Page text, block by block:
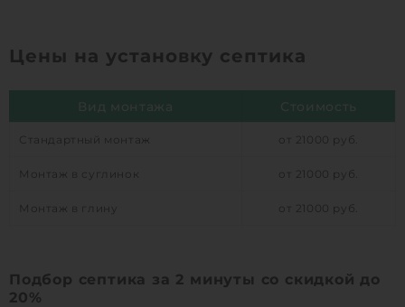
Цены на установку септика
Вид монтажа Стоимость
Стандартный монтаж от 21000 руб.
Монтаж в суглинок от 21000 руб.
Монтаж в глину от 21000 руб.
Подбор септика за 2 минуты со скидкой до
20%